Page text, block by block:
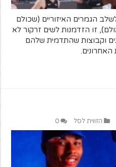
הגמרים האיזוריים (שכולם
זו הזדמנות לשים זרקור לא
וקבוצות שהתדמית שלהם
הזווית לסל 0